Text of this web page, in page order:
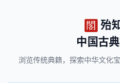
殆
中国古
浏览传统典籍， 探索中华文化